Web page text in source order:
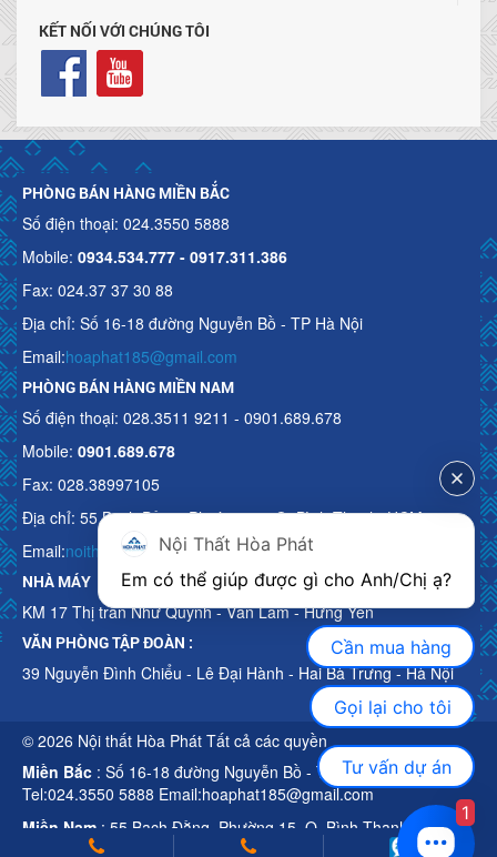
KẾT NỐI VỚI CHÚNG TÔI
PHÒNG BÁN HÀNG MIỀN BẮC
Số điện thoại: 024.3550 5888
Mobile: 0934.534.777 - 0917.311.386
Fax: 024.37 37 30 88
Địa chỉ: Số 16-18 đường Nguyễn Bồ - TP Hà Nội
Email:hoaphat185@gmail.com
PHÒNG BÁN HÀNG MIỀN NAM
Số điện thoại: 028.3511 9211 - 0901.689.678
Mobile: 0901.689.678
Fax: 028.38997105
Địa chỉ: 55 Bạch Đằng, Phường 15, Q. Bình Thạnh, HCM
Email:noithathoaphattot@gmail.com
NHÀ MÁY
KM 17 Thị trấn Như Quỳnh - Văn Lâm - Hưng Yên
VĂN PHÒNG TẬP ĐOÀN :
39 Nguyễn Đình Chiểu - Lê Đại Hành - Hai Bà Trưng - Hà Nội
© 2026 Nội thất Hòa Phát Tất cả các quyền
Miền Bắc : Số 16-18 đường Nguyễn Bồ - TP Hà Nội
Tel:024.3550 5888 Email:hoaphat185@gmail.com
Miền Nam : 55 Bạch Đằng, Phường 15, Q. Bình Thạnh, HCM
Tel:028.3511 9211 Email:noithathoaphattot@gmail.com
Nội Thất Hòa Phát
Cần mua hàng
Gọi lại cho tôi
Tư vấn dự án
1